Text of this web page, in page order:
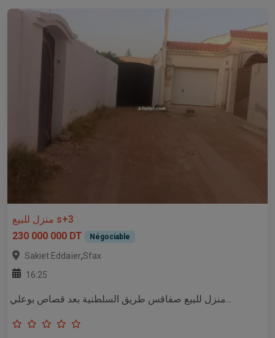
منزل للبيع s+3
230 000 000 DT
Négociable
Sakiet Eddaïer,Sfax
16:25
منزل للبيع صفاقس طريق السلطنية بعد قصاص بوعلي...